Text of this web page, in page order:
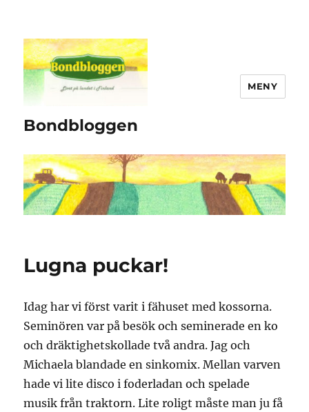
Bondbloggen
MENY
Lugna puckar!
Idag har vi först varit i fähuset med kossorna.
Seminören var på besök och seminerade en ko
och dräktighetskollade två andra. Jag och
Michaela blandade en sinkomix. Mellan varven
hade vi lite disco i foderladan och spelade
musik från traktorn. Lite roligt måste man ju få